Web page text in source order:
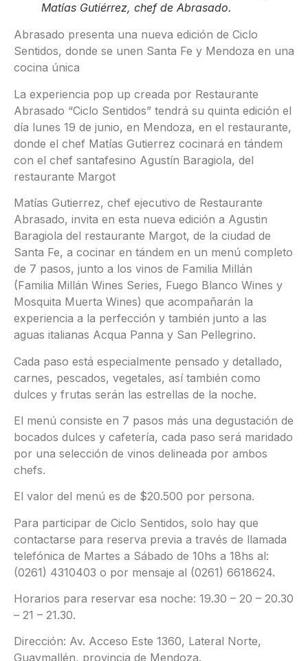
Matías Gutiérrez, chef de Abrasado.
Abrasado presenta una nueva edición de Ciclo
Sentidos, donde se unen Santa Fe y Mendoza en una
cocina única
La experiencia pop up creada por Restaurante
Abrasado “Ciclo Sentidos” tendrá su quinta edición el
día lunes 19 de junio, en Mendoza, en el restaurante,
donde el chef Matías Gutierrez cocinará en tándem
con el chef santafesino Agustín Baragiola, del
restaurante Margot
Matías Gutierrez, chef ejecutivo de Restaurante
Abrasado, invita en esta nueva edición a Agustin
Baragiola del restaurante Margot, de la ciudad de
Santa Fe, a cocinar en tándem en un menú completo
de 7 pasos, junto a los vinos de Familia Millán
(Familia Millán Wines Series, Fuego Blanco Wines y
Mosquita Muerta Wines) que acompañarán la
experiencia a la perfección y también junto a las
aguas italianas Acqua Panna y San Pellegrino.
Cada paso está especialmente pensado y detallado,
carnes, pescados, vegetales, así también como
dulces y frutas serán las estrellas de la noche.
El menú consiste en 7 pasos más una degustación de
bocados dulces y cafetería, cada paso será maridado
por una selección de vinos delineada por ambos
chefs.
El valor del menú es de $20.500 por persona.
Para participar de Ciclo Sentidos, solo hay que
contactarse para reserva previa a través de llamada
telefónica de Martes a Sábado de 10hs a 18hs al:
(0261) 4310403 o por mensaje al (0261) 6618624.
Horarios para reservar esa noche: 19.30 – 20 – 20.30
– 21 – 21.30.
Dirección: Av. Acceso Este 1360, Lateral Norte,
Guaymallén, provincia de Mendoza.